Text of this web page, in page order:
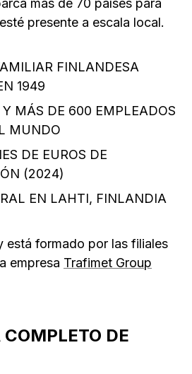
más de 70 países para
presente a escala local.
FINLANDESA
1949
Y MÁS DE 600 EMPLEADOS
MUNDO
DE EUROS DE
(2024)
EN LAHTI, FINLANDIA
está formado por las filiales
empresa Trafimet Group
DE